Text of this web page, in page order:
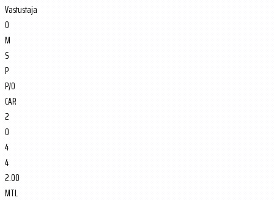
Vastustaja
O
M
S
P
P/O
CAR
2
0
4
4
2.00
MTL